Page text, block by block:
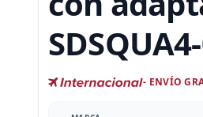
- ENVÍO